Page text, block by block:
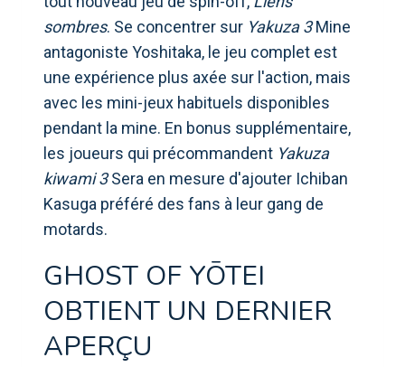
sombres. Se concentrer sur Yakuza 3Mine
antagoniste Yoshitaka, le jeu complet est
une expérience plus axée sur l'action, mais
avec les mini-jeux habituels disponibles
pendant la mine. En bonus supplémentaire,
les joueurs qui précommandent Yakuza
kiwami 3Sera en mesure d'ajouter Ichiban
Kasuga préféré des fans à leur gang de
motards.
GHOST OF YŌTEI
OBTIENT UN DERNIER
APERÇU